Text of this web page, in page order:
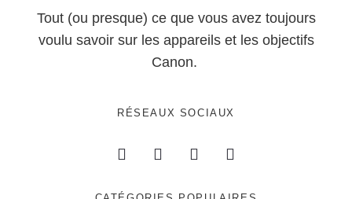
Tout (ou presque) ce que vous avez toujours
voulu savoir sur les appareils et les objectifs
Canon.
RÉSEAUX SOCIAUX